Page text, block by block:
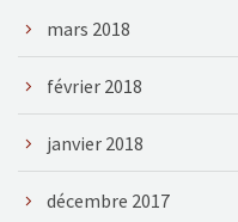
mars 2018
février 2018
janvier 2018
décembre 2017